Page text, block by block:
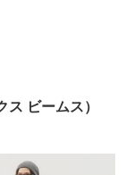
ビームス）